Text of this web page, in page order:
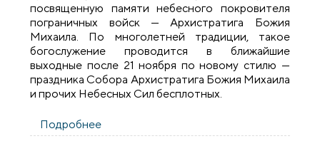
посвященную памяти небесного покровителя
пограничных войск — Архистратига Божия
Михаила. По многолетней традиции, такое
богослужение проводится в ближайшие
выходные после 21 ноября по новому стилю —
праздника Собора Архистратига Божия Михаила
и прочих Небесных Сил бесплотных.
Подробнее
Православной Церковью и